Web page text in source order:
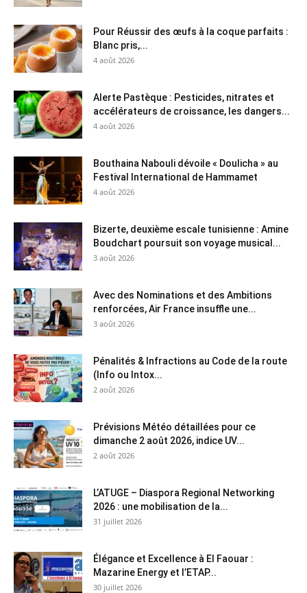
Pour Réussir des œufs à la coque parfaits :
Blanc pris,...
4 août 2026
Alerte Pastèque : Pesticides, nitrates et
accélérateurs de croissance, les dangers...
4 août 2026
Bouthaina Nabouli dévoile « Doulicha » au
Festival International de Hammamet
4 août 2026
Bizerte, deuxième escale tunisienne : Amine
Boudchart poursuit son voyage musical...
3 août 2026
Avec des Nominations et des Ambitions
renforcées, Air France insuffle une...
3 août 2026
Pénalités & Infractions au Code de la route
(Info ou Intox...
2 août 2026
Prévisions Météo détaillées pour ce
dimanche 2 août 2026, indice UV...
2 août 2026
L’ATUGE – Diaspora Regional Networking
2026 : une mobilisation de la...
31 juillet 2026
Élégance et Excellence à El Faouar :
Mazarine Energy et l’ETAP...
30 juillet 2026